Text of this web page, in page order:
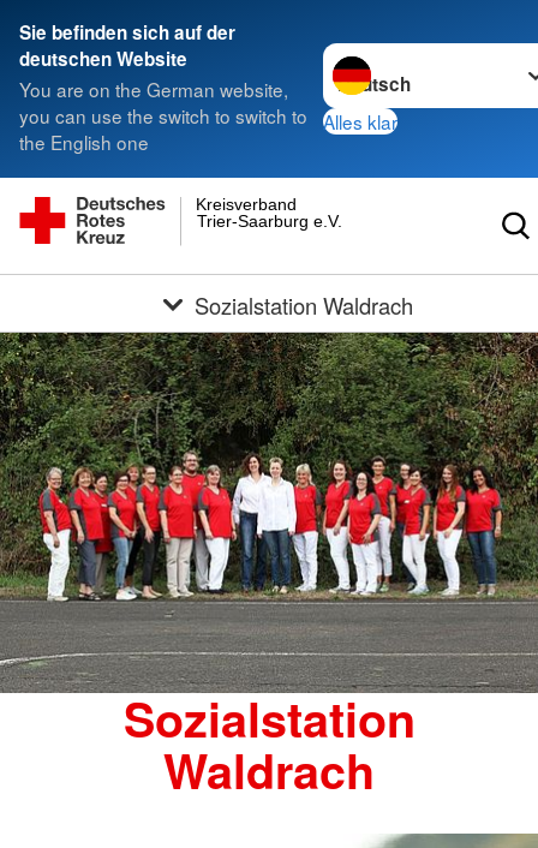
Sie befinden sich auf der
deutschen Website
You are on the German website,
you can use the switch to switch to
the English one
Sprache wechseln zu
Alles klar
Trier-Saarburg e.V.
Kreisverband
Sozialstation Waldrach
Sozialstation
Waldrach